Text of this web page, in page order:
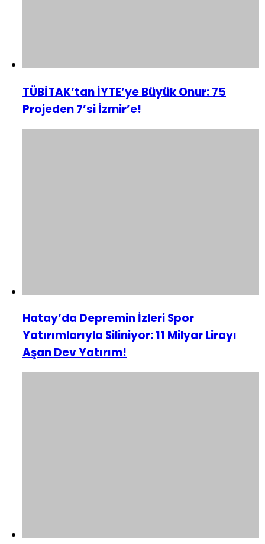
TÜBİTAK’tan İYTE’ye Büyük Onur: 75
Projeden 7’si İzmir’e!
Hatay’da Depremin İzleri Spor
Yatırımlarıyla Siliniyor: 11 Milyar Lirayı
Aşan Dev Yatırım!